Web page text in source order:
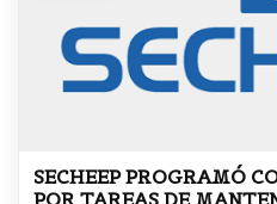
SECHEEP PROGRAMÓ